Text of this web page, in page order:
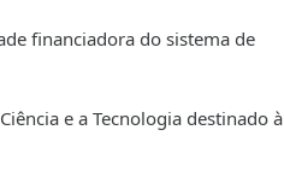
financiadora do sistema de
e a Tecnologia destinado à